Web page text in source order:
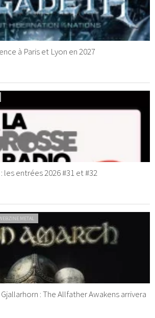
à Paris et Lyon en 2027
les entrées 2026 #31 et #32
METAL
: The Allfather Awakens arrivera